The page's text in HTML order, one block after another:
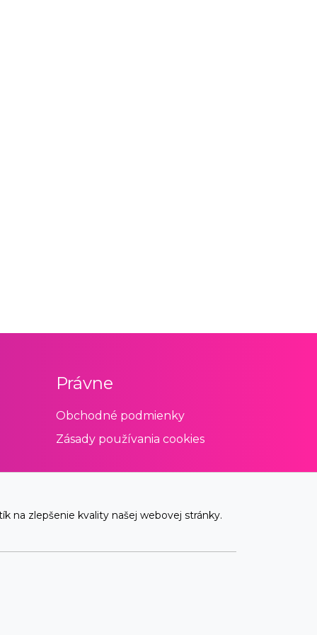
na zlepšenie kvality našej webovej stránky.
Právne
Obchodné podmienky
Zásady používania cookies